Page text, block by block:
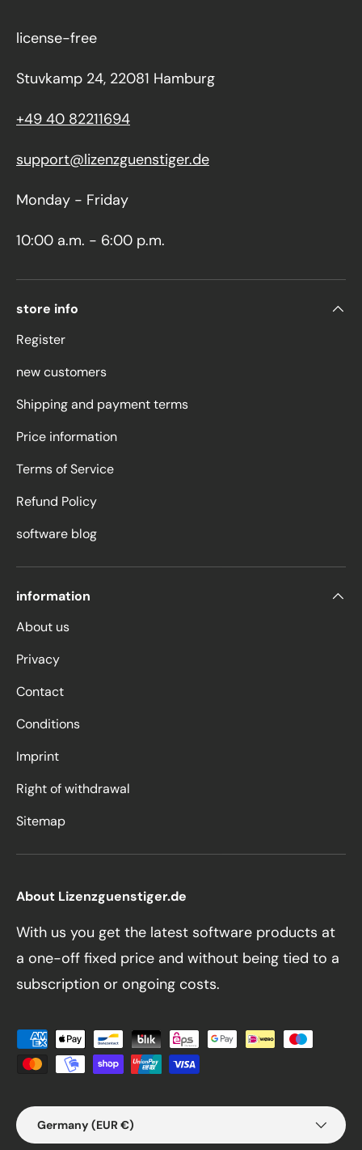
license-free
Stuvkamp 24, 22081 Hamburg
+49 40 82211694
support@lizenzguenstiger.de
Monday - Friday
10:00 a.m. - 6:00 p.m.
store info
Register
new customers
Shipping and payment terms
Price information
Terms of Service
Refund Policy
software blog
information
About us
Privacy
Contact
Conditions
Imprint
Right of withdrawal
Sitemap
About Lizenzguenstiger.de
With us you get the latest software products at
a one-off fixed price and without being tied to a
subscription or ongoing costs.
Payment methods accepted
Country/Region
Germany (EUR €)